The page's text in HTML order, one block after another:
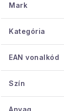
Műszaki leírás:
Gyártó: Intex
Teherbírás:
Anyaga:
Ajánlott
Mark
Kategória
EAN vonalkód
Szín
Anyag